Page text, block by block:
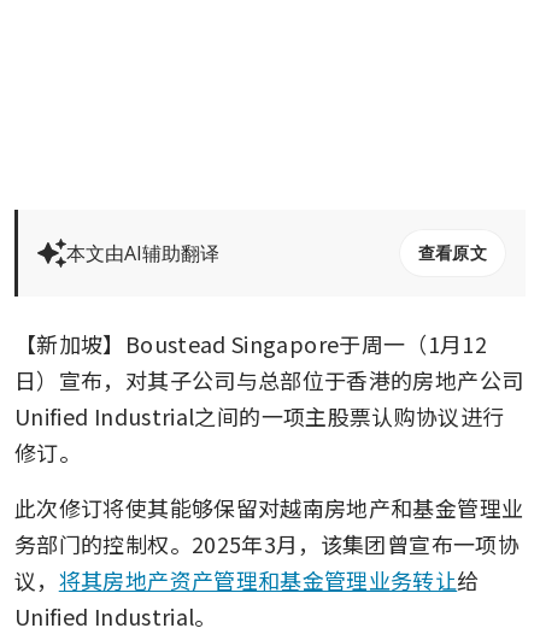
本文由AI辅助翻译 查看原文
【新加坡】Boustead Singapore于周一（1月12
日）宣布，对其子公司与总部位于香港的房地产公司
Unified Industrial之间的一项主股票认购协议进行
修订。
此次修订将使其能够保留对越南房地产和基金管理业
务部门的控制权。2025年3月，该集团曾宣布一项协
议， 将其房地产资产管理和基金管理业务转让给
Unified Industrial。